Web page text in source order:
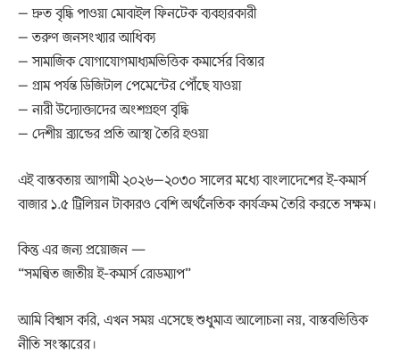
– দ্রুত বৃদ্ধি পাওয়া মোবাইল ফিনটেক ব্যবহারকারী
– তরুণ জনসংখ্যার আধিক্য
– সামাজিক যোগাযোগমাধ্যমভিত্তিক কমার্সের বিস্তার
– গ্রাম পর্যন্ত ডিজিটাল পেমেন্টের পৌঁছে যাওয়া
– নারী উদ্যোক্তাদের অংশগ্রহণ বৃদ্ধি
– দেশীয় ব্র্যান্ডের প্রতি আস্থা তৈরি হওয়া
এই বাস্তবতায় আগামী ২০২৬–২০৩০ সালের মধ্যে বাংলাদেশের ই-কমার্স
বাজার ১.৫ ট্রিলিয়ন টাকারও বেশি অর্থনৈতিক কার্যক্রম তৈরি করতে সক্ষম।
কিন্তু এর জন্য প্রয়োজন —
“সমন্বিত জাতীয় ই-কমার্স রোডম্যাপ”
আমি বিশ্বাস করি, এখন সময় এসেছে শুধুমাত্র আলোচনা নয়, বাস্তবভিত্তিক
নীতি সংস্কারের।